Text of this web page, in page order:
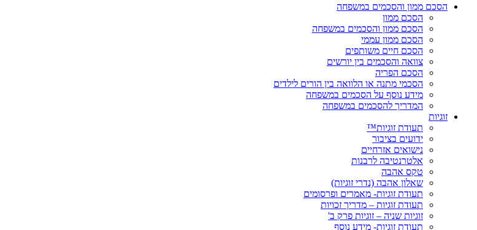
הסכם ממון והסכמים במשפחה
הסכם ממון
הסכם ממון והסכמים במשפחה
הסכם ממון עממי
הסכם חיים משותפים
צוואה והסכמים בין יורשים
הסכם הפריה
הסכמי מתנה או הלוואה בין הורים לילדים
מידע נוסף על הסכמים במשפחה
המדריך להסכמים במשפחה
זוגיות
תעודת זוגיות™
ידועים בציבור
נישואים אזרחיים
אלטרנטיבה לרבנות
טקס אהבה
שאלון אהבה (נדרי זוגיות)
תעודת זוגיות- מאמרים ופרסומים
תעודת זוגיות – מדריך זכויות
זוגיות שניה – זוגיות פרק ב'
תעודת זוגיות- מידע נוסף